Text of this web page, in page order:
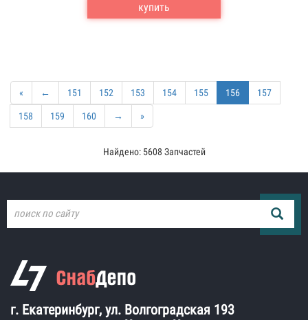
купить
« ← 151 152 153 154 155 156 157
158 159 160 → »
Найдено: 5608 Запчастей
г. Екатеринбург, ул. Волгоградская 193